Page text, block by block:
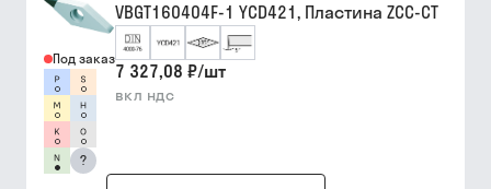
Под заказ
?
VBGT160404F-1 YCD421, Пластина ZCC-CT
7 327,08 ₽/шт
вкл ндс